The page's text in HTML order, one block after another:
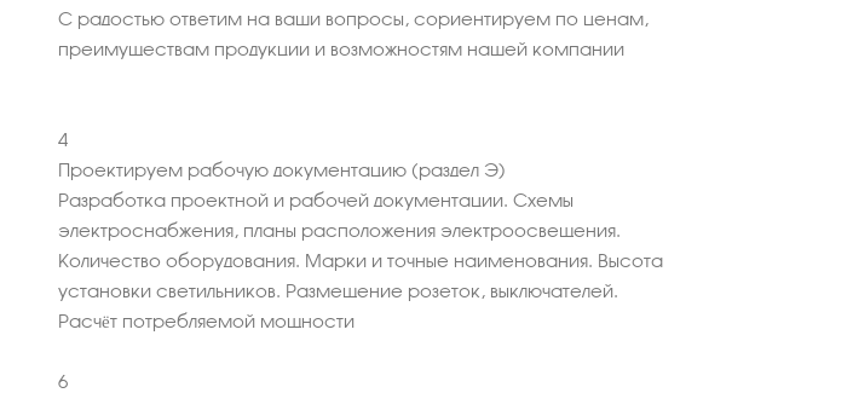
С радостью ответим на ваши вопросы, сориентируем по ценам,
преимуществам продукции и возможностям нашей компании
4
Проектируем рабочую документацию (раздел Э)
Разработка проектной и рабочей документации. Схемы
электроснабжения, планы расположения электроосвещения.
Количество оборудования. Марки и точные наименования. Высота
установки светильников. Размещение розеток, выключателей.
Расчёт потребляемой мощности
6